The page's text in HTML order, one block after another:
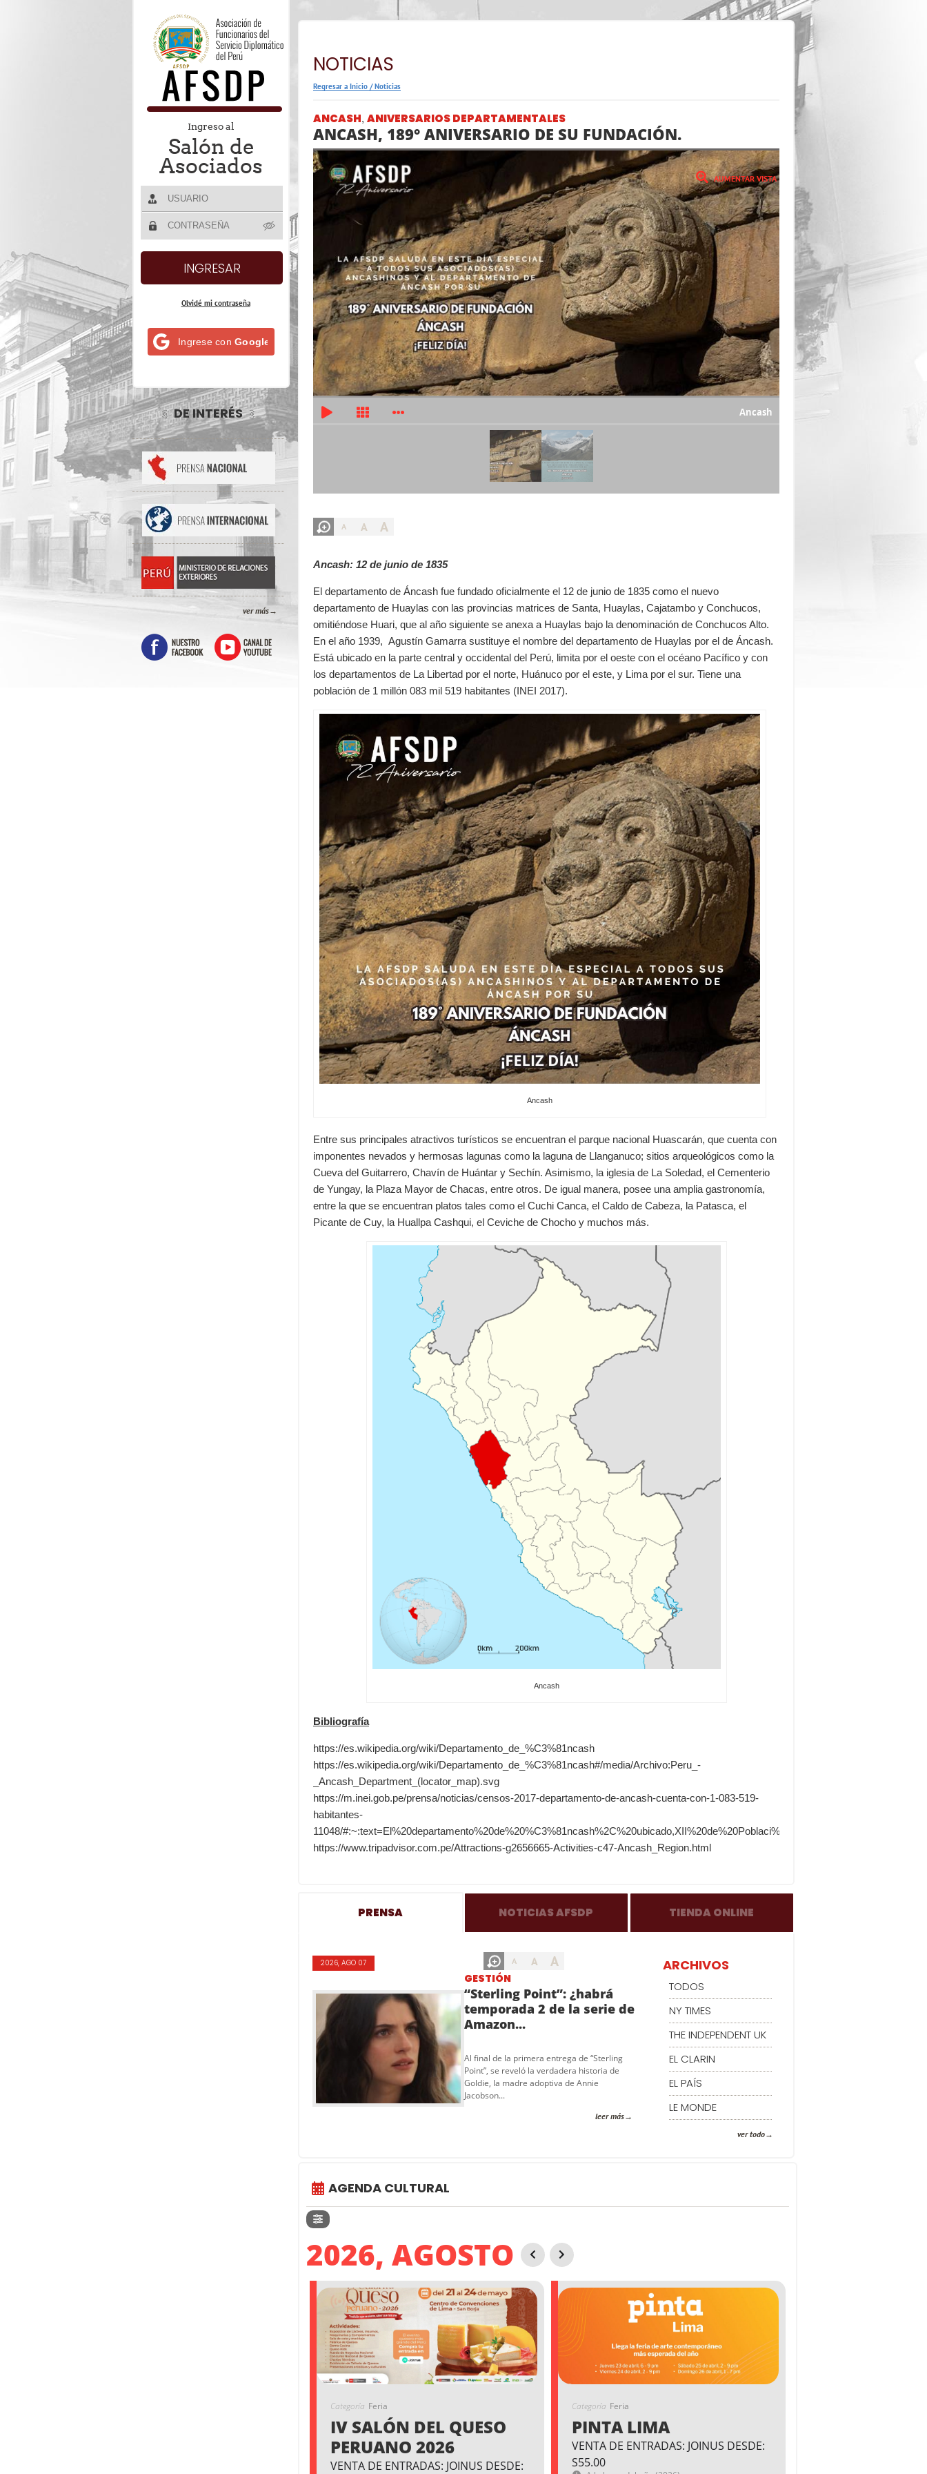
Ingreso al
Salón de
Asociados
Olvidé mi contraseña
Ingrese con Google
DE INTERÉS
ver más
NOTICIAS
Regresar a Inicio /Noticias
ANCASH, ANIVERSARIOS DEPARTAMENTALES
ANCASH, 189° ANIVERSARIO DE SU FUNDACIÓN.
Ancash
A A A
Ancash: 12 de junio de 1835
El departamento de Áncash fue fundado oficialmente el 12 de junio de 1835 como el nuevo
departamento de Huaylas con las provincias matrices de Santa, Huaylas, Cajatambo y Conchucos,
omitiéndose Huari, que al año siguiente se anexa a Huaylas bajo la denominación de Conchucos Alto.
En el año 1939, Agustín Gamarrasustituye el nombre del departamento de Huaylas por el de Áncash.
Está ubicado en la parte central y occidental del Perú, limita por el oeste con el océano Pacífico y con
los departamentos de La Libertad por el norte, Huánuco por el este, y Limapor el sur. Tiene una
población de 1 millón 083 mil 519 habitantes (INEI 2017).
Ancash
Entre sus principales atractivos turísticos se encuentran el parque nacional Huascarán, que cuenta con
imponentes nevados y hermosas lagunas como la laguna de Llanganuco; sitios arqueológicos como la
Cueva del Guitarrero, Chavín de Huántar y Sechín. Asimismo, la iglesia de La Soledad, el Cementerio
de Yungay, la Plaza Mayor de Chacas, entre otros. De igual manera, posee una amplia gastronomía,
entre la que se encuentran platos tales como el Cuchi Canca, el Caldo de Cabeza, la Patasca, el
Picante de Cuy, la Huallpa Cashqui, el Ceviche de Chocho y muchos más.
Ancash
Bibliografía
https://es.wikipedia.org/wiki/Departamento_de_%C3%81ncash
https://es.wikipedia.org/wiki/Departamento_de_%C3%81ncash#/media/Archivo:Peru_-
_Ancash_Department_(locator_map).svg
https://m.inei.gob.pe/prensa/noticias/censos-2017-departamento-de-ancash-cuenta-con-1-083-519-
habitantes-
11048/#:~:text=El%20departamento%20de%20%C3%81ncash%2C%20ubicado,XII%20de%20Poblaci%C3%B3n%2C%20VII%20de
https://www.tripadvisor.com.pe/Attractions-g2656665-Activities-c47-Ancash_Region.html
PRENSA NOTICIAS AFSDP TIENDA ONLINE
A A A
2026, AGO 07
GESTIÓN
“Sterling Point”: ¿habrá
temporada 2 de la serie de
Amazon...
Al final de la primera entrega de “Sterling
Point”, se reveló la verdadera historia de
Goldie, la madre adoptiva de Annie
Jacobson...
leer más
ARCHIVOS
TODOS
NY TIMES
THE INDEPENDENT UK
EL CLARIN
EL PAÍS
LE MONDE
ver todo
AGENDA CULTURAL
2026, AGOSTO
Categoría Feria
IV SALÓN DEL QUESO
PERUANO 2026
VENTA DE ENTRADAS: JOINUS DESDE:
Categoría Feria
PINTA LIMA
VENTA DE ENTRADAS: JOINUS DESDE:
S55.00